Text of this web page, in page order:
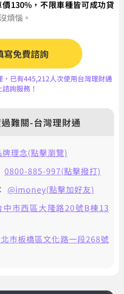
130%，不限車種皆可成功貸
煩惱。
寫免費諮詢
已有445,212人次使用台灣理財通
詢服務！
難關-台灣理財通
牌理念(點擊瀏覽)
0800-885-997(點擊撥打)
@imoney(點擊加好友)
中市西區大隆路20號B棟13
市板橋區文化路一段268號